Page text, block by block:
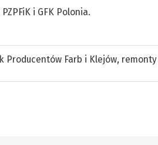
i GFK Polonia.
Producentów Farb i Klejów,